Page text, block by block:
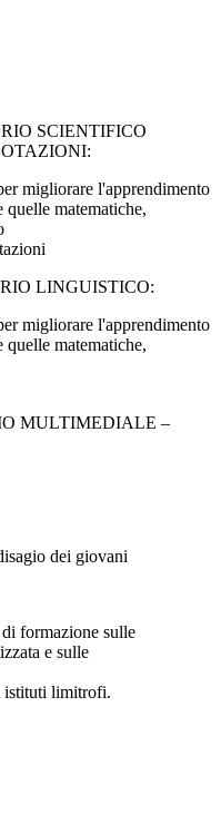
SCIENTIFICO
migliorare l'apprendimento
matematiche,
LINGUISTICO:
migliorare l'apprendimento
matematiche,
MULTIMEDIALE –
dei giovani
formazione sulle
e sulle
istituti limitrofi.